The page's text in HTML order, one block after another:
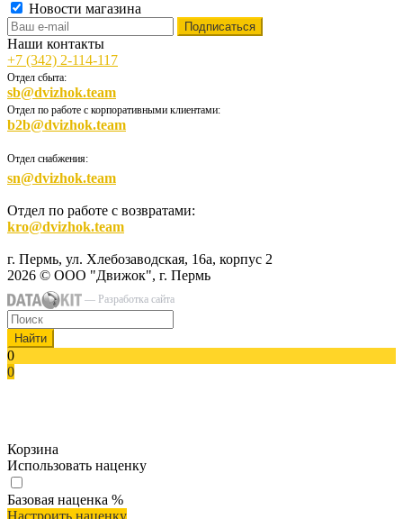
Новости магазина
Наши контакты
+7 (342) 2-114-117
Отдел сбыта:
sb@dvizhok.team
Отдел по работе с корпоративными клиентами:
b2b@dvizhok.team
Отдел снабжения:
sn@dvizhok.team
Отдел по работе с возвратами:
kro@dvizhok.team
г. Пермь, ул. Хлебозаводская, 16а, корпус 2
2026 © ООО "Движок", г. Пермь
— Разработка сайта
Найти
0
0
Корзина
Использовать наценку
Базовая наценка %
Настроить наценку